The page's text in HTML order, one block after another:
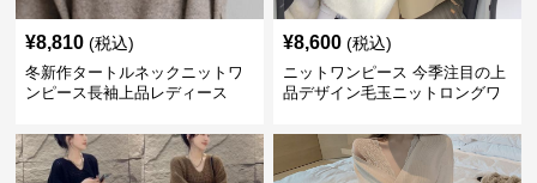
¥8,810 (税込)
冬新作タートルネックニットワ
ンピース長袖上品レディース
¥8,600 (税込)
ニットワンピース 今季注目の上
品デザイン毛玉ニットロングワ